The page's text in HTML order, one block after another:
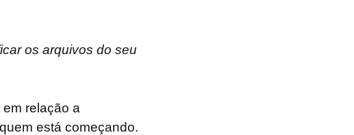
os arquivos do seu
relação a
está começando.